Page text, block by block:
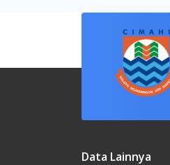
Data Lainnya